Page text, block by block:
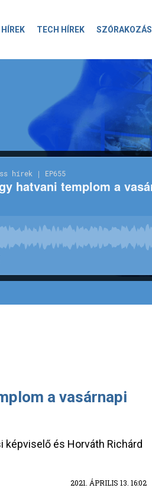
HÍREK TECH HÍREK SZÓRAKOZÁS
a vasárnapi
és Horváth Richárd
2021. ÁPRILIS 13. 16:02